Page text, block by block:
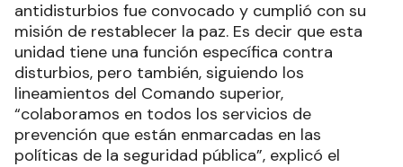
antidisturbios fue convocado y cumplió con su
misión de restablecer la paz. Es decir que esta
unidad tiene una función específica contra
disturbios, pero también, siguiendo los
lineamientos del Comando superior,
“colaboramos en todos los servicios de
prevención que están enmarcadas en las
políticas de la seguridad pública”, explicó el